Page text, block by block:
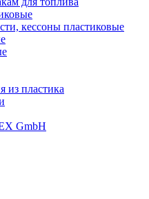
кессоны пластиковые
из пластика
GmbH